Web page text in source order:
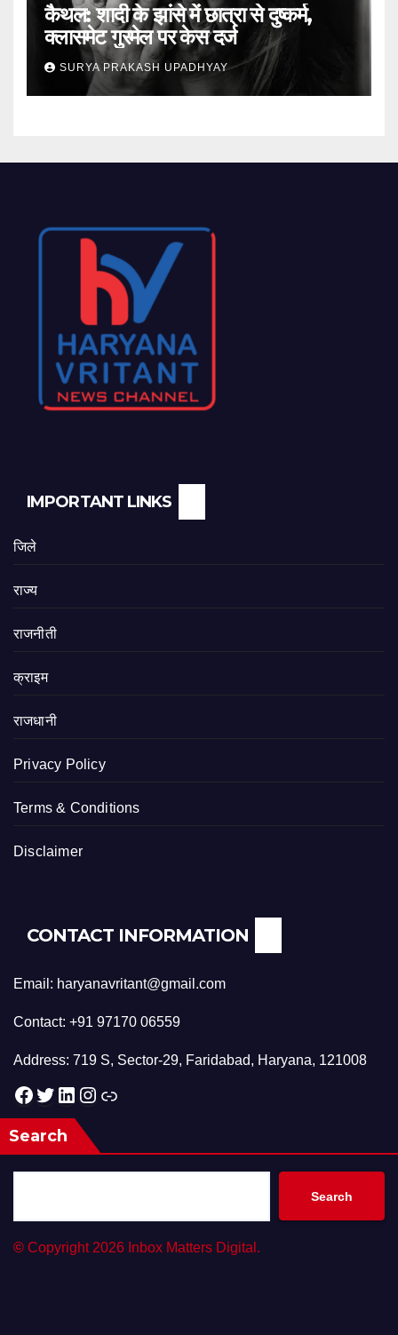
कैथल: शादी के झांसे में छात्रा से दुष्कर्म,
क्लासमेट गुरमेल पर केस दर्ज
SURYA PRAKASH UPADHYAY
IMPORTANT LINKS
जिले
राज्य
राजनीती
क्राइम
राजधानी
Privacy Policy
Terms & Conditions
Disclaimer
CONTACT INFORMATION
Email: haryanavritant@gmail.com
Contact: +91 97170 06559
Address: 719 S, Sector-29, Faridabad, Haryana, 121008
Facebook Twitter LinkedIn Instagram Link
Search
Search
© Copyright 2026 Inbox Matters Digital.